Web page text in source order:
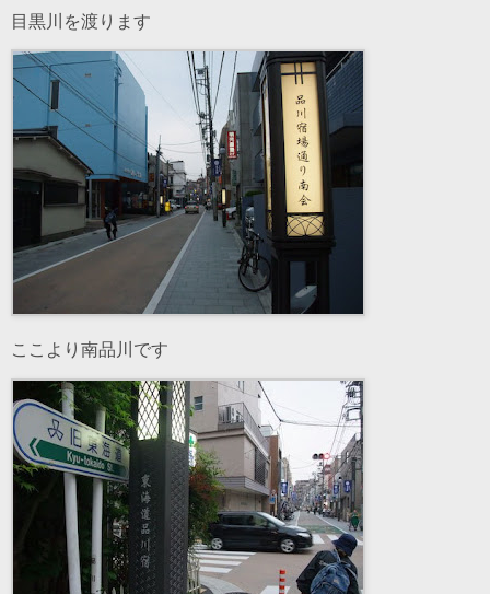
目黒川を渡ります
ここより南品川です